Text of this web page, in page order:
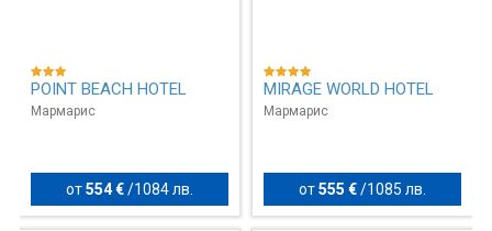
POINT BEACH HOTEL
Мармарис
от554 € / 1084 лв.
MIRAGE WORLD HOTEL
Мармарис
от555 €/ 1085 лв.